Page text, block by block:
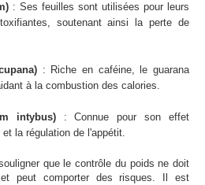
) : Ses feuilles sont utilisées pour leurs
soutenant ainsi la perte de
) : Riche en caféine, le guarana
à la combustion des calories.
intybus): Connue pour son effet
la régulation de l'appétit.
que le contrôle du poids ne doit
peut comporter des risques. Il est